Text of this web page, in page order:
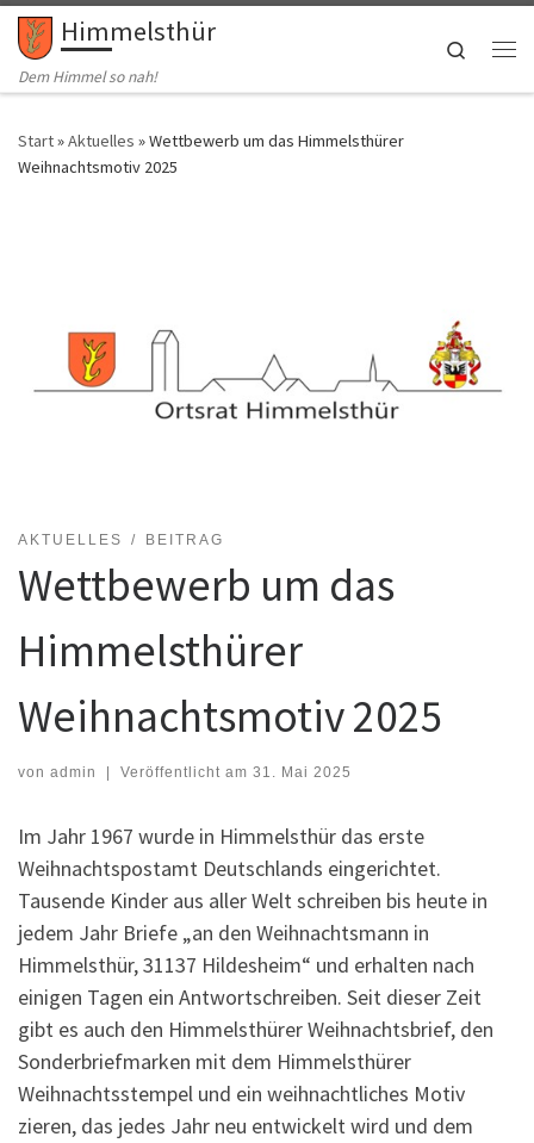
Zum Inhalt springen
Himmelsthür
Dem Himmel so nah!
Search
Start»Aktuelles »Wettbewerb um das Himmelsthürer
Weihnachtsmotiv 2025
AKTUELLES BEITRAG
Wettbewerb um das
Himmelsthürer
Weihnachtsmotiv 2025
von admin Veröffentlicht am 31. Mai 2025
Im Jahr 1967 wurde in Himmelsthür das erste
Weihnachtspostamt Deutschlands eingerichtet.
Tausende Kinder aus aller Welt schreiben bis heute in
jedem Jahr Briefe „an den Weihnachtsmann in
Himmelsthür, 31137 Hildesheim“ und erhalten nach
einigen Tagen ein Antwortschreiben. Seit dieser Zeit
gibt es auch den Himmelsthürer Weihnachtsbrief, den
Sonderbriefmarken mit dem Himmelsthürer
Weihnachtsstempel und ein weihnachtliches Motiv
zieren, das jedes Jahr neu entwickelt wird und dem